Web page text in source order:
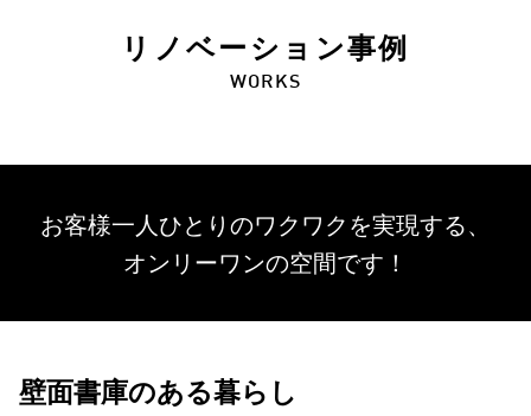
リノベーション事例
WORKS
お客様一人ひとりのワクワクを実現する、
オンリーワンの空間です！
壁面書庫のある暮らし